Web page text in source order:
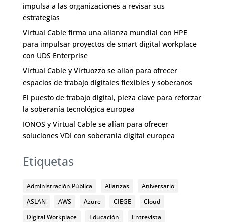
impulsa a las organizaciones a revisar sus
estrategias
Virtual Cable firma una alianza mundial con HPE
para impulsar proyectos de smart digital workplace
con UDS Enterprise
Virtual Cable y Virtuozzo se alían para ofrecer
espacios de trabajo digitales flexibles y soberanos
El puesto de trabajo digital, pieza clave para reforzar
la soberanía tecnológica europea
IONOS y Virtual Cable se alían para ofrecer
soluciones VDI con soberanía digital europea
Etiquetas
Administración Pública Alianzas
Aniversario
ASLAN
AWS Azure CIEGE
Cloud
Digital Workplace
Educación
Entrevista